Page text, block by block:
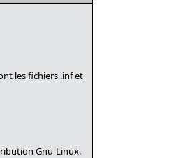
les fichiers .inf et
Gnu-Linux.